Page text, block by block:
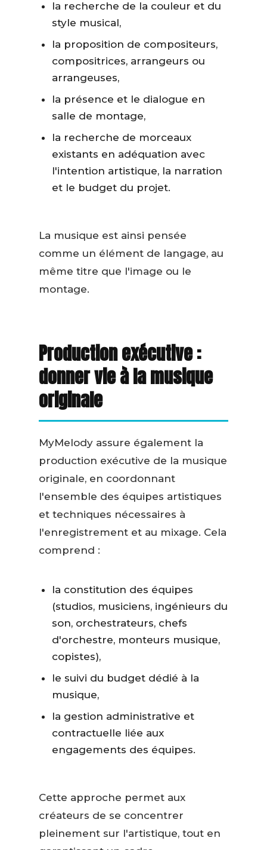
la recherche de la couleur et du
style musical,
la proposition de compositeurs,
compositrices, arrangeurs ou
arrangeuses,
la présence et le dialogue en
salle de montage,
la recherche de morceaux
existants en adéquation avec
l'intention artistique, la narration
et le budget du projet.
La musique est ainsi pensée
comme un élément de langage, au
même titre que l'image ou le
montage.
Production exécutive :
donner vie à la musique
originale
MyMelody assure également la
production exécutive de la musique
originale, en coordonnant
l'ensemble des équipes artistiques
et techniques nécessaires à
l'enregistrement et au mixage. Cela
comprend :
la constitution des équipes
(studios, musiciens, ingénieurs du
son, orchestrateurs, chefs
d'orchestre, monteurs musique,
copistes),
le suivi du budget dédié à la
musique,
la gestion administrative et
contractuelle liée aux
engagements des équipes.
Cette approche permet aux
créateurs de se concentrer
pleinement sur l'artistique, tout en